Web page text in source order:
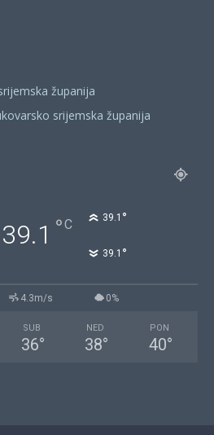
županija
srijemska županija
39.1 °C 39.1 °
39.1 °
4.3m/s 0%
SUB
36°
NED
38°
PON
40°